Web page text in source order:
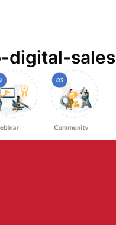
digital-sales